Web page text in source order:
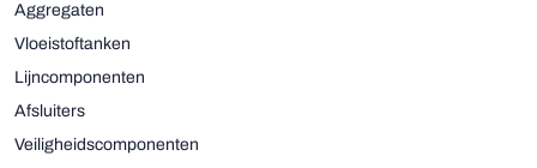
Aggregaten
Vloeistoftanken
Lijncomponenten
Afsluiters
Veiligheidscomponenten